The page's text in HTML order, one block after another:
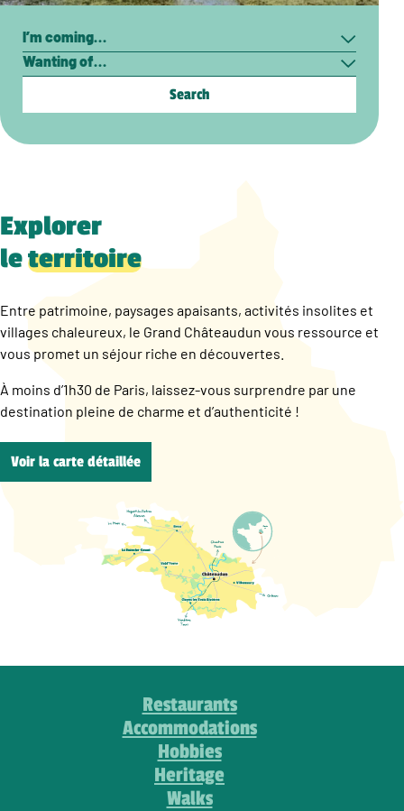
Search
Explorer
leterritoire
Entre patrimoine, paysages apaisants, activités insolites et
villages chaleureux, le Grand Châteaudun vous ressource et
vous promet un séjour riche en découvertes.
À moins d’1h30 de Paris, laissez-vous surprendre par une
destination pleine de charme et d’authenticité !
Voir la carte détaillée
Restaurants
Accommodations
Hobbies
Heritage
Walks